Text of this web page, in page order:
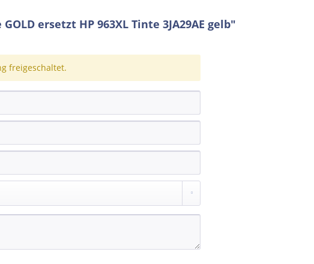
ersetzt HP 963XL Tinte 3JA29AE gelb"
freigeschaltet.